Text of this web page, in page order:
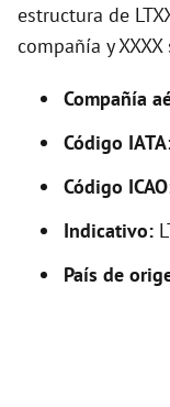
estructura de
compañía y
Compañía
Código
Código
Indicativo:
País de